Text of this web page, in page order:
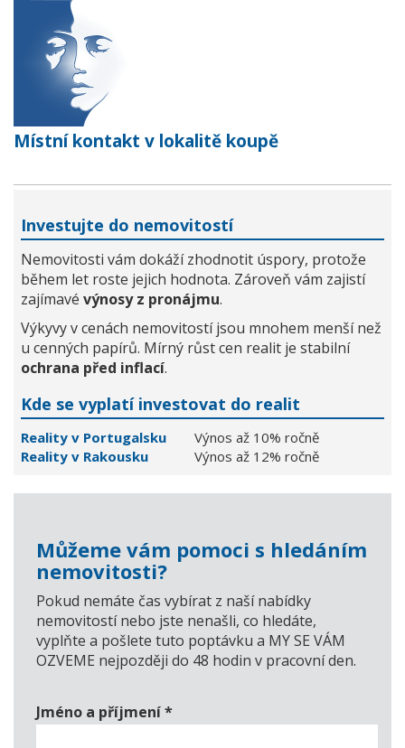
Místní kontakt v lokalitě koupě
Investujte do nemovitostí
Nemovitosti vám dokáží zhodnotit úspory, protože
během let roste jejich hodnota. Zároveň vám zajistí
zajímavé výnosy z pronájmu.
Výkyvy v cenách nemovitostí jsou mnohem menší než
u cenných papírů. Mírný růst cen realit je stabilní
ochrana před inflací.
Kde se vyplatí investovat do realit
Reality v Portugalsku
Výnos až 10% ročně
Reality v Rakousku
Výnos až 12% ročně
Můžeme vám pomoci s hledáním
nemovitosti?
Pokud nemáte čas vybírat z naší nabídky
nemovitostí nebo jste nenašli, co hledáte,
vyplňte a pošlete tuto poptávku a MY SE VÁM
OZVEME nejpozději do 48 hodin v pracovní den.
Jméno a příjmení*